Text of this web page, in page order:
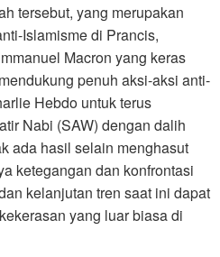
tersebut, yang merupakan
Islamisme di Prancis,
Macron yang keras
penuh aksi-aksi anti-
Hebdo untuk terus
Nabi (SAW) dengan dalih
ada hasil selain menghasut
ketegangan dan konfrontasi
kelanjutan tren saat ini dapat
yang luar biasa di